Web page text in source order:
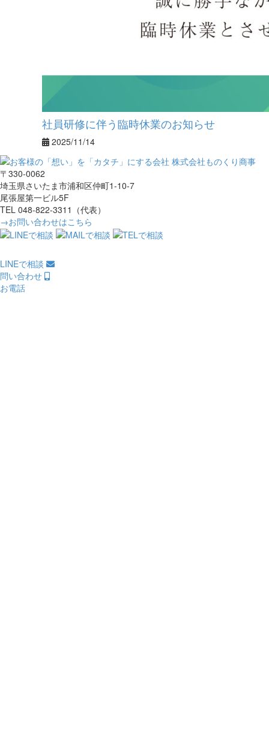
社員研修に伴う臨時休業のお知らせ
2025/11/14
〒330-0062
埼玉県さいたま市浦和区仲町1-10-7
尾張屋第一ビル5F
TEL 048-822-3311（代表）
→お問い合わせはこちら
LINEで相談
問い合わせ
お電話